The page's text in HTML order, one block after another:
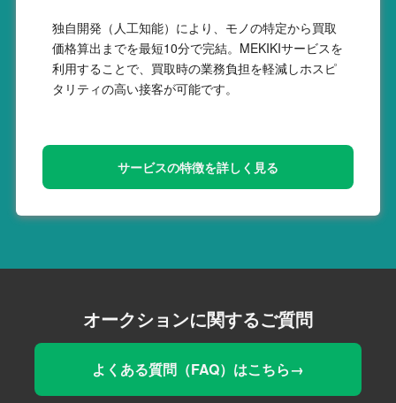
独自開発（人工知能）により、モノの特定から買取
価格算出までを最短10分で完結。MEKIKIサービスを
利用することで、買取時の業務負担を軽減しホスピ
タリティの高い接客が可能です。
サービスの特徴を詳しく見る
オークションに関するご質問
よくある質問（FAQ）はこちら→